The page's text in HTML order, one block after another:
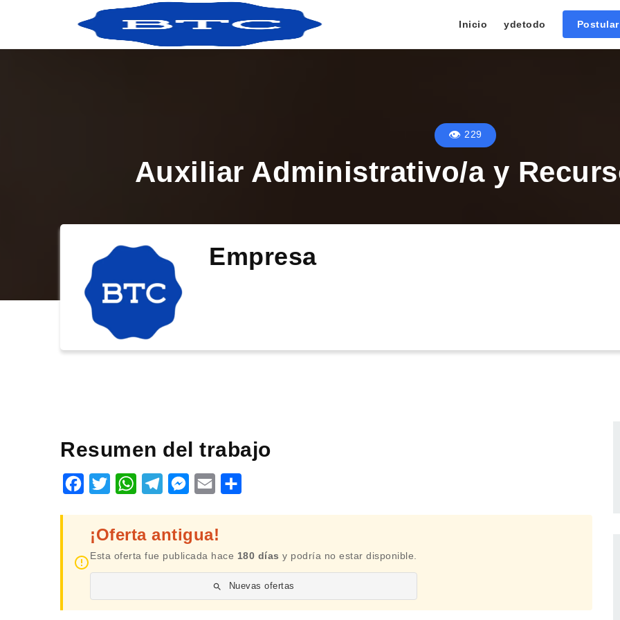
Inicio ydetodo
229
Auxiliar Administrativo/a y
Empresa
Resumen del trabajo
Facebook
TwitterWhatsAppTelegramMessenger
Email
¡Oferta antigua!
Esta oferta fue publicada hace 180 días y podría no estar disponible.
Nuevas ofertas